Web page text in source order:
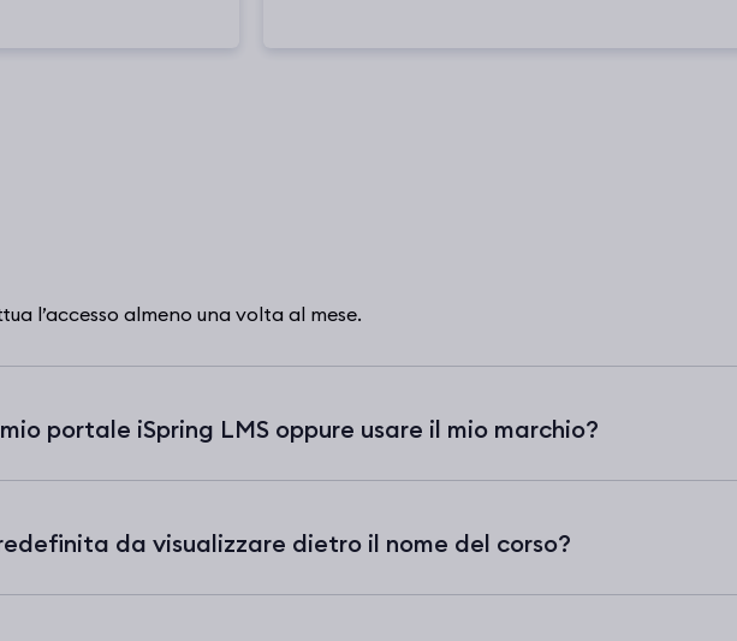
l’accesso almeno una volta al mese.
portale iSpring LMS oppure usare il mio marchio?
da visualizzare dietro il nome del corso?